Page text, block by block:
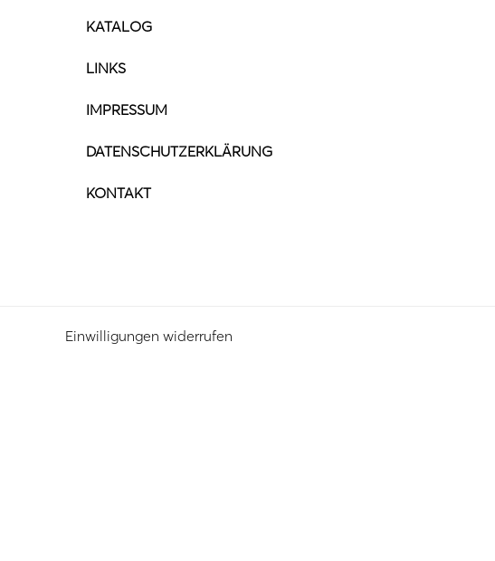
KATALOG
LINKS
IMPRESSUM
DATENSCHUTZERKLÄRUNG
KONTAKT
Einwilligungen widerrufen